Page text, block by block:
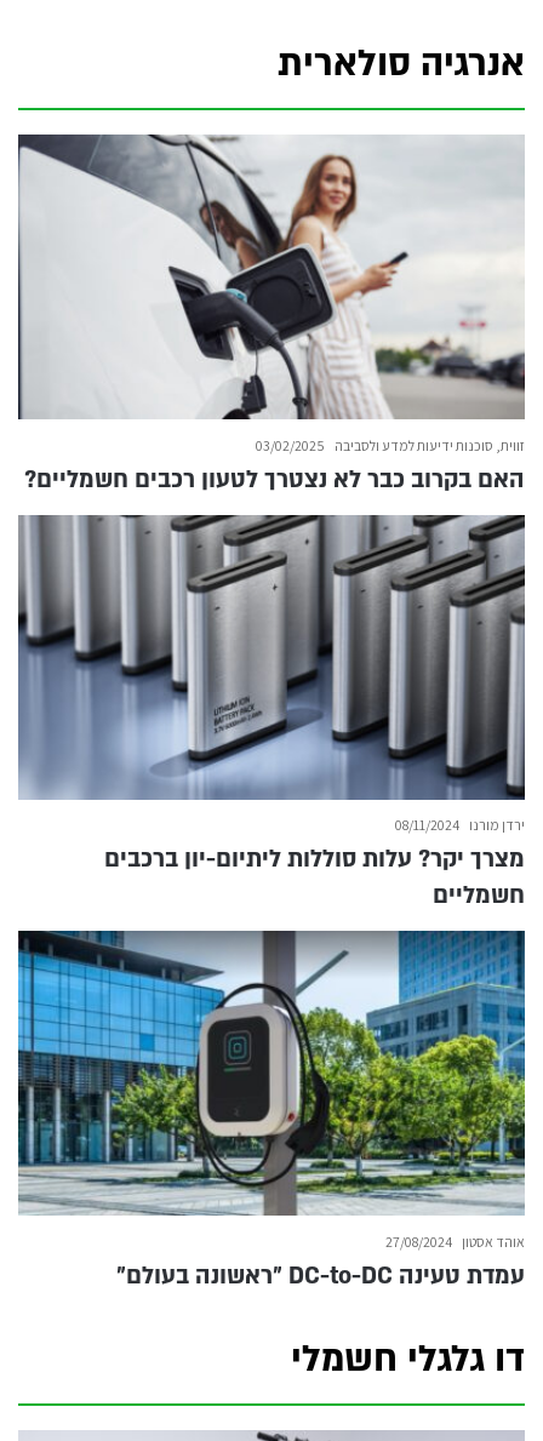
אנרגיה סולארית
זווית, סוכנות ידיעות למדע ולסביבה 03/02/2025
האם בקרוב כבר לא נצטרך לטעון רכבים חשמליים?
ירדן מורנו 08/11/2024
מצרך יקר? עלות סוללות ליתיום-יון ברכבים
חשמליים
אוהד אסטון 27/08/2024
עמדת טעינה DC-to-DC ״ראשונה בעולם״
דו גלגלי חשמלי